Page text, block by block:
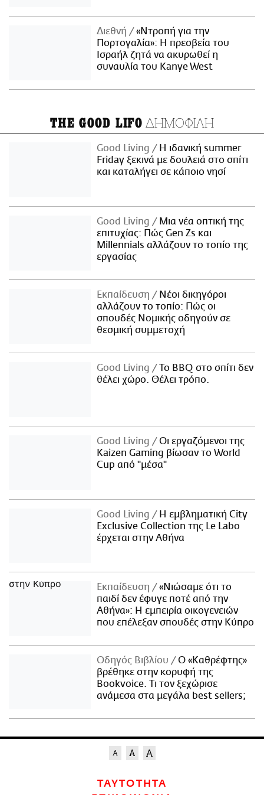
Διεθνή
«Ντροπή για την
Πορτογαλία»: Η πρεσβεία του
Ισραήλ ζητά να ακυρωθεί η
συναυλία του Kanye West
THE GOOD LIFO ΔΗΜΟΦΙΛΗ
Good Living
Η ιδανική summer
Friday ξεκινά με δουλειά στο σπίτι
και καταλήγει σε κάποιο νησί
Good Living
Μια νέα οπτική της
επιτυχίας: Πώς Gen Zs και
Millennials αλλάζουν το τοπίο της
εργασίας
Εκπαίδευση
Νέοι δικηγόροι
αλλάζουν το τοπίο: Πώς οι
σπουδές Νομικής οδηγούν σε
θεσμική συμμετοχή
Good Living
Το BBQ στο σπίτι δεν
θέλει χώρο. Θέλει τρόπο.
Good Living
Οι εργαζόμενοι της
Kaizen Gaming βίωσαν το World
Cup από "μέσα"
Good Living
Η εμβληματική City
Exclusive Collection της Le Labo
έρχεται στην Αθήνα
Εκπαίδευση
«Νιώσαμε ότι το
παιδί δεν έφυγε ποτέ από την
Αθήνα»: Η εμπειρία οικογενειών
που επέλεξαν σπουδές στην Κύπρο
Οδηγός Βιβλίου
Ο «Καθρέφτης»
βρέθηκε στην κορυφή της
Bookvoice. Τι τον ξεχώρισε
ανάμεσα στα μεγάλα best sellers;
ΤΑΥΤΟΤΗΤΑ